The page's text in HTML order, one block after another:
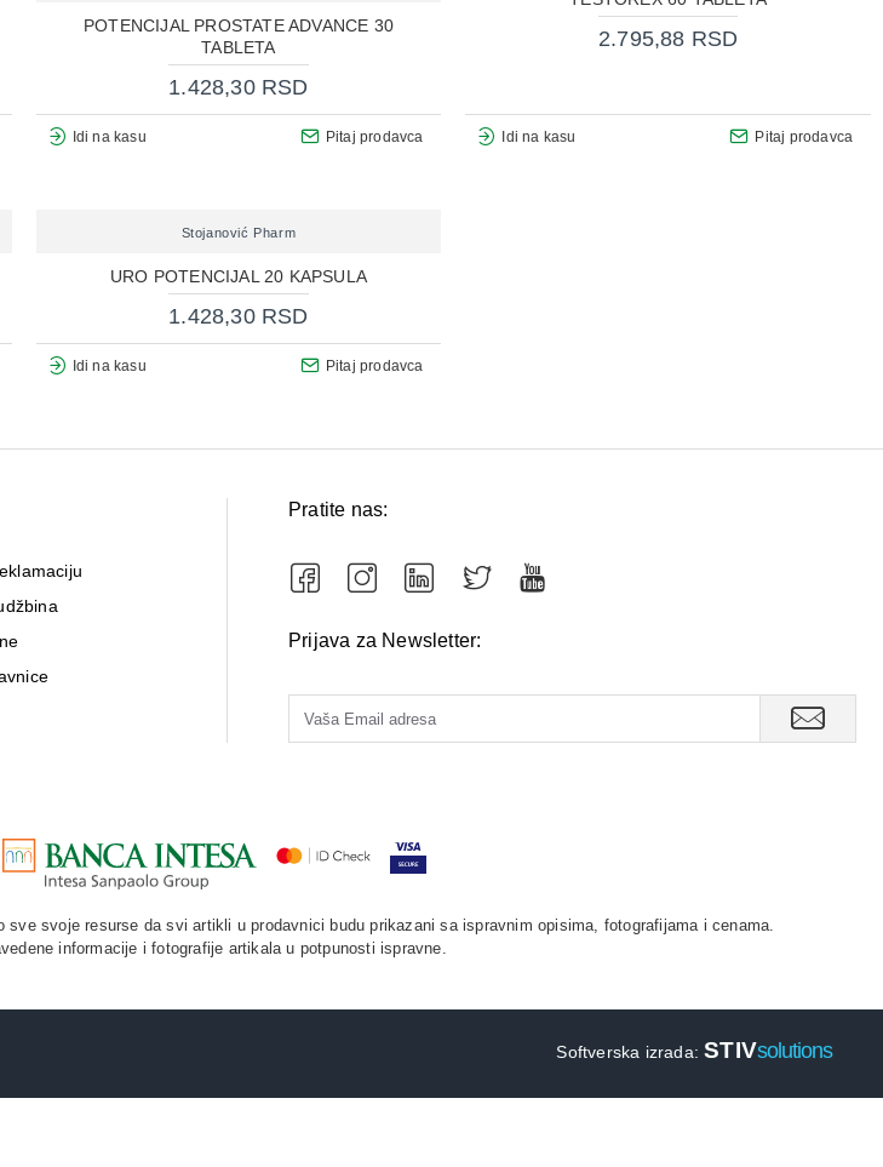
POTENCIJAL PROSTATE ADVANCE 30
TABLETA
1.428,30 RSD
Idi na kasu Pitaj prodavca
2.795,88 RSD
Idi na kasu Pitaj prodavca
Stojanović Pharm
URO POTENCIJAL 20 KAPSULA
1.428,30 RSD
Idi na kasu Pitaj prodavca
Pratite nas:
Prijava za Newsletter:
svoje resurse da svi artikli u prodavnici budu prikazani sa ispravnim opisima, fotografijama i cenama.
informacije i fotografije artikala u potpunosti ispravne.
Softverska izrada:STIVsolutions